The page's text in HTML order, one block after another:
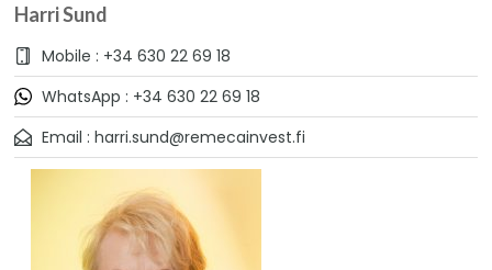
Harri Sund
Mobile : +34 630 22 69 18
WhatsApp : +34 630 22 69 18
Email : harri.sund@remecainvest.fi